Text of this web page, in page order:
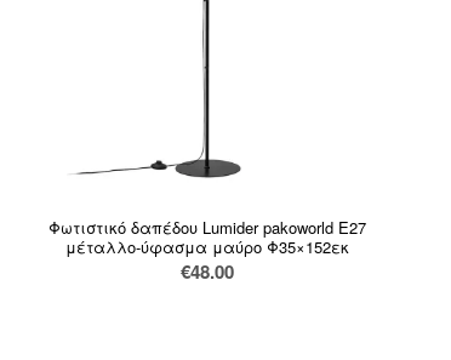
Φωτιστικό δαπέδου Lumider pakoworld Ε27
μέταλλο-ύφασμα μαύρο Φ35×152εκ
€48.00